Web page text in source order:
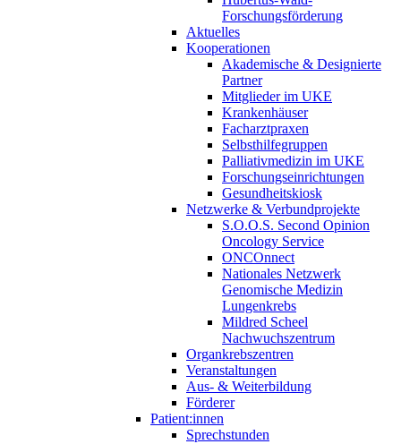
Forschungsförderung
Aktuelles
Kooperationen
Akademische & Designierte
Partner
Mitglieder im UKE
Krankenhäuser
Facharztpraxen
Selbsthilfegruppen
Palliativmedizin im UKE
Forschungseinrichtungen
Gesundheitskiosk
Netzwerke & Verbundprojekte
S.O.O.S. Second Opinion
Oncology Service
ONCOnnect
Nationales Netzwerk
Genomische Medizin
Lungenkrebs
Mildred Scheel
Nachwuchszentrum
Organkrebszentren
Veranstaltungen
Aus- & Weiterbildung
Förderer
Patient:innen
Sprechstunden